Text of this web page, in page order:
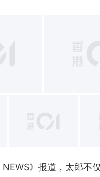
+9
NEWS》报道，太郎不